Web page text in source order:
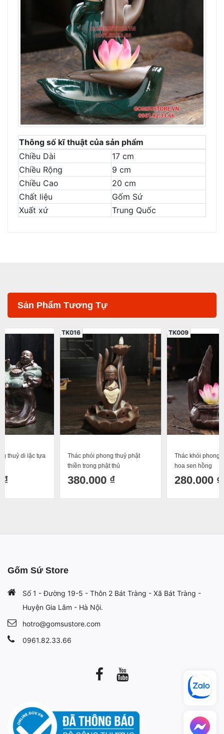
Thông số kĩ thuật của sản phẩm
Chiều Dài
17 cm
Chiều Rộng
9 cm
Chiều Cao
20 cm
Chất liệu
Gốm Sứ
Xuất xứ
Trung Quốc
Sản Phẩm Tương Tự
Thác phói phong thuỷ phật
thiền trong phật thủ
TK016
Thác khói phong thuỷ phật thủ
TK009
Gốm Sứ Store
Số 1 - Đường 19-5 - Thôn 2 Bát Tràng - Xã Bát Tràng -
Huyện Gia Lâm - Hà Nội.
hotro@gomsustore.com
0961.82.33.66